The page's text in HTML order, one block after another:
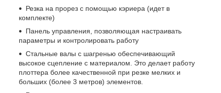
Резка на прорез с помощью кэриера (идет в
комплекте)
Панель управления, позволяющая настраивать
параметры и контролировать работу
Стальные валы с шагренью обеспечивающий
высокое сцепление с материалом. Это делает работу
плоттера более качественной при резке мелких и
больших (более 3 метров) элементов.